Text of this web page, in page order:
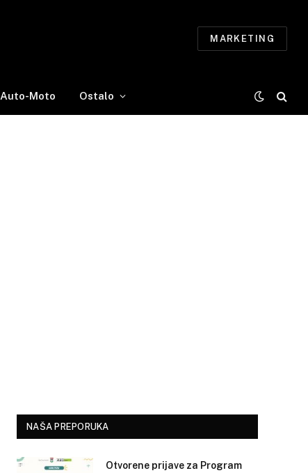
MARKETING
Auto-Moto Ostalo
NAŠA PREPORUKA
Otvorene prijave za Program